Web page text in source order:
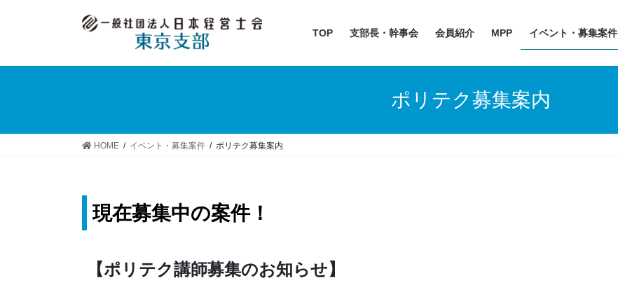
TOP 支部長・幹事会 会員紹介 MPP イベント・募集案件
ポリテク募集案内
HOME イベント・募集案件 ポリテク募集案内
現在募集中の案件！
【ポリテク講師募集のお知らせ】